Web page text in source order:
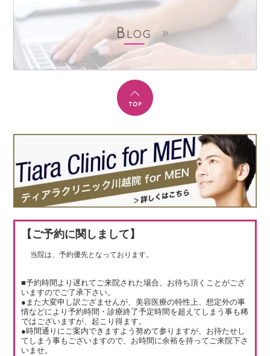
【ご予約に関しまして】
当院は、予約優先となっております。
■予約時間より遅れてご来院された場合、お待ち頂くことがござ
いますのでご了承下さい。
●また大変申し訳ござませんが、美容医療の特性上、想定外の事
情などにより予約時間・診療終了予定時間を超えてしまう事も稀
ではございますが、起こり得ます。
●時間通りにご案内できますよう努めて参りますが、お待たせし
てしまう事もございますので、お時間に余裕を持ってご来院下さ
いませ。